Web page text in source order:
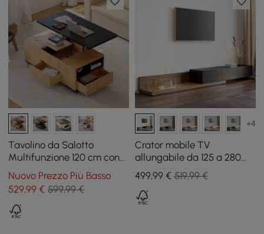
Tavolino da Salotto
Multifunzione 120 cm con
Piano Sollevabile, Cassetti
e Armadietto
Nuovo Prezzo Più Basso
529,99 € 599,99 €
+4
Crator mobile TV
allungabile da 125 a 280
cm noce e nero con 3
cassetti
499,99€ 519,99 €